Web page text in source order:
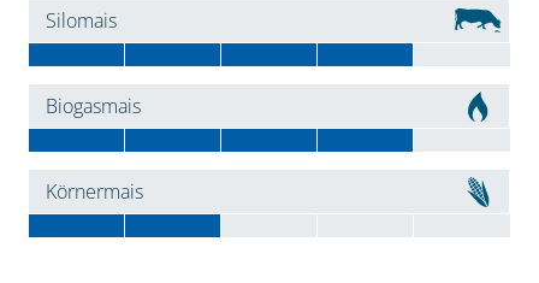
Silomais
Biogasmais
Körnermais